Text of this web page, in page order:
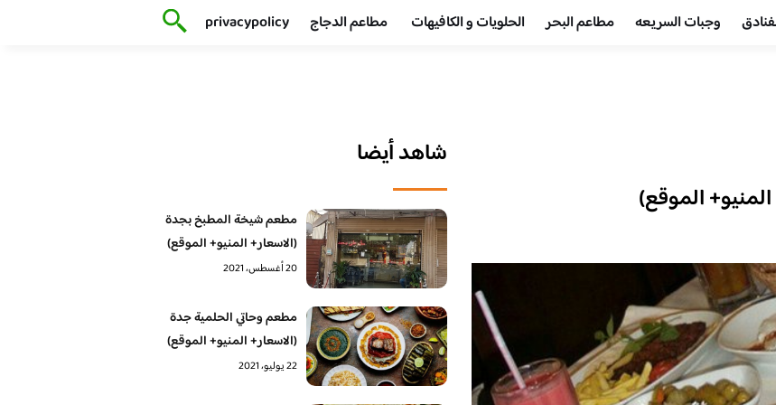
وجبات السريعه مطاعم البحر الحلويات و الكافيهات ‎ مطاعم الدجاج privacypolicy
الموقع)
شاهد أيضا
مطعم شيخة المطبخ بجدة
(الاسعار+ المنيو+ الموقع)
20 أغسطس، 2021
مطعم وحاتي الحلمية جدة
(الاسعار+ المنيو+ الموقع)
22 يوليو، 2021